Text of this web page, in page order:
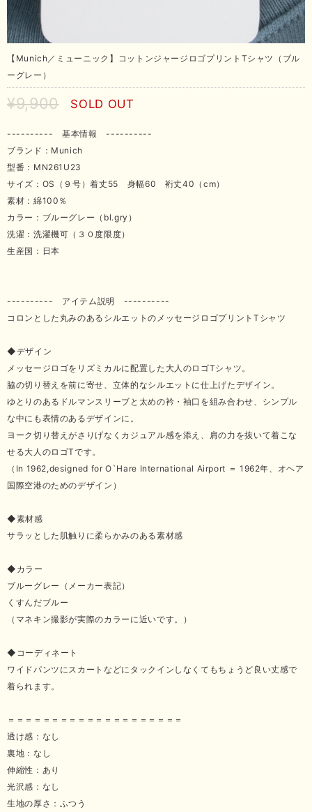
【Munich／ミューニック】コットンジャージロゴプリントTシャツ（ブル
ーグレー）
¥9,900 SOLD OUT
---------- 基本情報 ----------
ブランド：Munich
型番：MN261U23
サイズ：OS（９号）着丈55 身幅60 裄丈40（cm）
素材：綿100％
カラー：ブルーグレー（bl.gry）
洗濯：洗濯機可（３０度限度）
生産国：日本
---------- アイテム説明 ----------
コロンとした丸みのあるシルエットのメッセージロゴプリントTシャツ
◆デザイン
メッセージロゴをリズミカルに配置した大人のロゴTシャツ。
脇の切り替えを前に寄せ、立体的なシルエットに仕上げたデザイン。
ゆとりのあるドルマンスリーブと太めの衿・袖口を組み合わせ、シンプル
な中にも表情のあるデザインに。
ヨーク切り替えがさりげなくカジュアル感を添え、肩の力を抜いて着こな
せる大人のロゴTです。
（In 1962,designed for O`Hare International Airport ＝ 1962年、オヘア
国際空港のためのデザイン）
◆素材感
サラッとした肌触りに柔らかみのある素材感
◆カラー
ブルーグレー（メーカー表記）
くすんだブルー
（マネキン撮影が実際のカラーに近いです。）
◆コーディネート
ワイドパンツにスカートなどにタックインしなくてもちょうど良い丈感で
着られます。
＝＝＝＝＝＝＝＝＝＝＝＝＝＝＝＝＝＝＝＝
透け感：なし
裏地：なし
伸縮性：あり
光沢感：なし
生地の厚さ：ふつう